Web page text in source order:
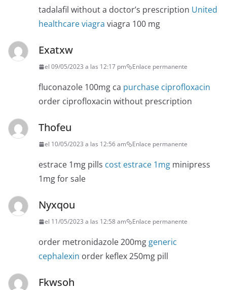
tadalafil without a doctor’s prescription United
healthcare viagra viagra 100 mg
Exatxw
el 09/05/2023 a las 12:17 pm Enlace permanente
fluconazole 100mg ca purchase ciprofloxacin
order ciprofloxacin without prescription
Thofeu
el 10/05/2023 a las 12:56 am Enlace permanente
estrace 1mg pills cost estrace 1mg minipress
1mg for sale
Nyxqou
el 11/05/2023 a las 12:58 am Enlace permanente
order metronidazole 200mg generic
cephalexin order keflex 250mg pill
Fkwsoh